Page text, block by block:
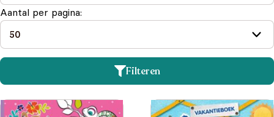
Aantal per pagina:
Filteren